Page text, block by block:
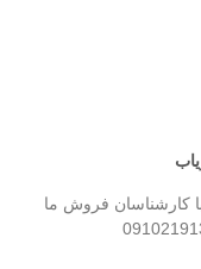
کارشناسان فروش ما